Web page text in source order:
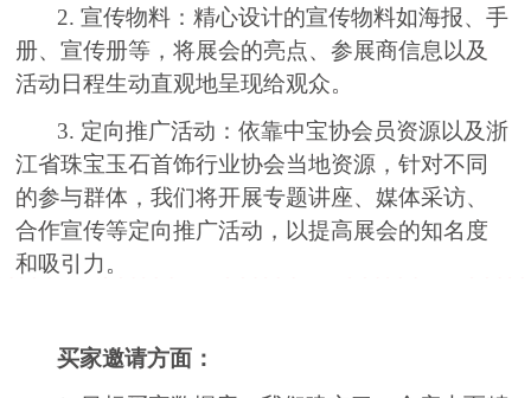
2. 宣传物料：精心设计的宣传物料如海报、手
册、宣传册等，将展会的亮点、参展商信息以及
活动日程生动直观地呈现给观众。
3. 定向推广活动：依靠中宝协会员资源以及浙
江省珠宝玉石首饰行业协会当地资源，针对不同
的参与群体，我们将开展专题讲座、媒体采访、
合作宣传等定向推广活动，以提高展会的知名度
和吸引力。
买家邀请方面：